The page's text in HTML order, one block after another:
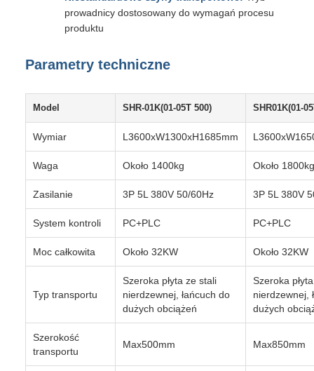
prowadnicy dostosowany do wymagań procesu
produktu
Parametry techniczne
Model SHR-01K(01-05T 500) SHR01K(01-
Wymiar L3600xW1300xH1685mm
Waga Około 1400kg Około 1800kg
Zasilanie 3P 5L 380V 50/60Hz 3P 5L 380V
System kontroli PC+PLC PC+PLC
Moc całkowita Około 32KW Około 32KW
Typ transportu
Szeroka płyta ze stali
nierdzewnej, łańcuch do
dużych obciążeń
Szeroka
nierdzewnej,
dużych
Szerokość
transportu
Max500mm Max850mm